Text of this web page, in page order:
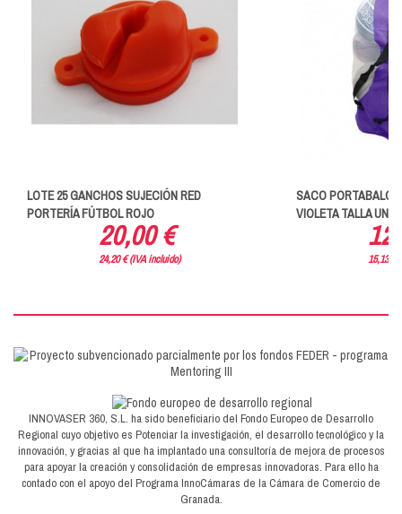
LOTE 25 GANCHOS SUJECIÓN RED
PORTERÍA FÚTBOL ROJO
20,00 €
24,20 € (IVA incluido)
SACO
VIOLETA TALLA
15,13 €
INNOVASER 360, S.L. ha sido beneficiario del Fondo Europeo de Desarrollo
Regional cuyo objetivo es Potenciar la investigación, el desarrollo tecnológico y la
innovación, y gracias al que ha implantado una consultoría de mejora de procesos
para apoyar la creación y consolidación de empresas innovadoras. Para ello ha
contado con el apoyo del Programa InnoCámaras de la Cámara de Comercio de
Granada.